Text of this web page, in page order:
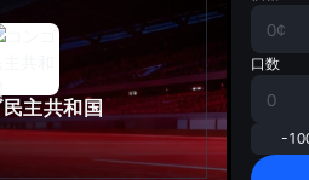
主共和国
口数
-